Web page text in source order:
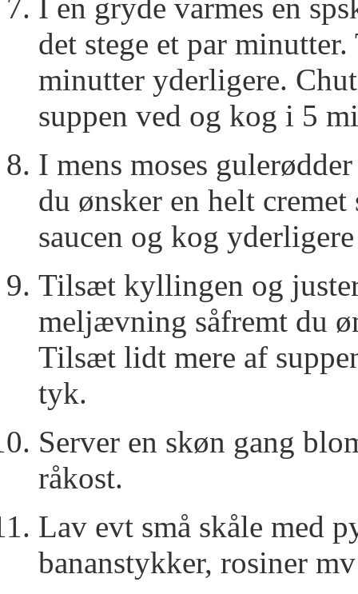
I en gryde varmes en
det stege et par
minutter yderligere.
suppen ved og kog i 5
I mens moses
du ønsker en helt
saucen og kog
Tilsæt kyllingen og
meljævning såfremt du
Tilsæt lidt mere af
tyk.
Server en skøn gang
råkost.
Lav evt små skåle med
bananstykker, rosiner mv